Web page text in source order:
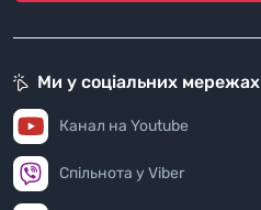
Ми у соціальних мережах
Канал на Youtube
Спільнота у Viber